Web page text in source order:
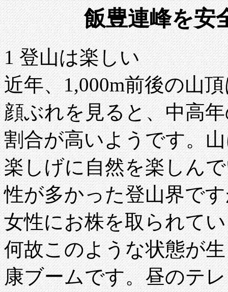
飯豊連峰を安
1 登山は楽しい
近年、1,000m前後の山
顔ぶれを見ると、中高
割合が高いようです。
楽しげに自然を楽しん
性が多かった登山界で
女性にお株を取られて
何故このような状態が
康ブームです。昼のテ